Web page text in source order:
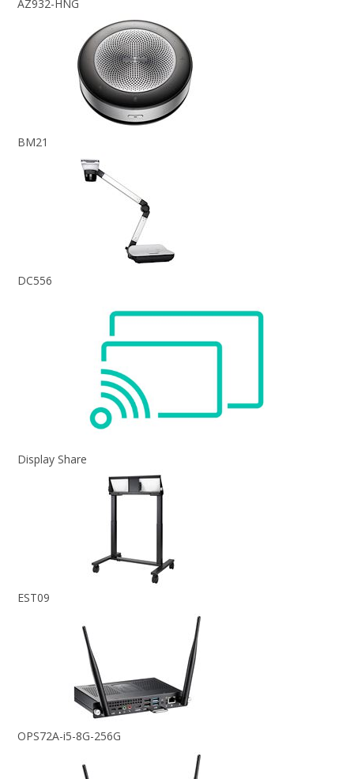
AZ932-HNG
BM21
DC556
Display Share
EST09
OPS72A-i5-8G-256G